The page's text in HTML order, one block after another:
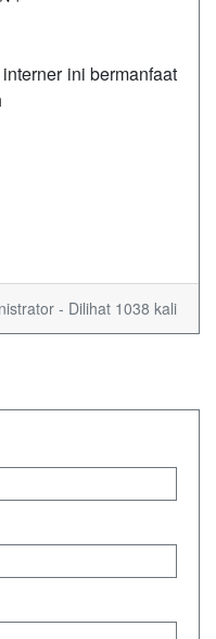
ini bermanfaat
- Dilihat 1038 kali